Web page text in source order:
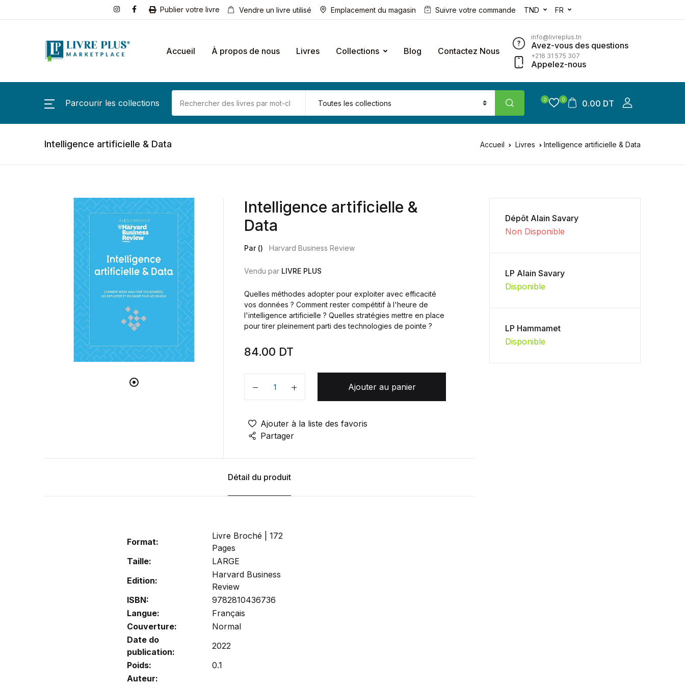
Publier votre livre Vendre un livre utilisé Emplacement du magasin Suivre votre commande TND FR
Accueil À propos de nous Livres Collections Blog Contactez Nous
info@livreplus.tn
Avez-vous des questions
+216 31 575 307
Appelez-nous
Parcourir les collections 0 0 0.00 DT
Intelligence artificielle & Data Accueil Livres Intelligence artificielle & Data
Intelligence artificielle &
Data
Par () Harvard Business Review
Vendu par LIVRE PLUS
Quelles méthodes adopter pour exploiter avec efficacité
vos données ? Comment rester compétitif à l'heure de
l'intelligence artificielle ? Quelles stratégies mettre en place
pour tirer pleinement parti des technologies de pointe ?
84.00 DT
Quantité
Ajouter au panier
Ajouter à la liste des favoris
Partager
Détail du produit
Format:
Livre Broché | 172
Pages
Taille:
LARGE
Edition:
Harvard Business
Review
ISBN:
9782810436736
Langue:
Français
Couverture:
Normal
Date do
publication:
2022
Poids:
0.1
Auteur:
Dépôt Alain Savary
Non Disponible
LP Alain Savary
Disponible
LP Hammamet
Disponible